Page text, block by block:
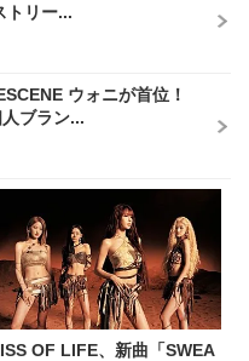
トリー...
ウォニが首位！
ブラン...
OF LIFE、新曲「SWEA